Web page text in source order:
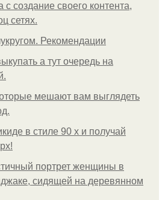
создание своего контента,
сетях.
Рекомендации
а тут очередь на
мешают вам выглядеть
в стиле 90 х и получай
портрет женщины в
сидящей на деревянном